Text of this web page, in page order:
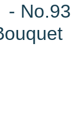
- No.93